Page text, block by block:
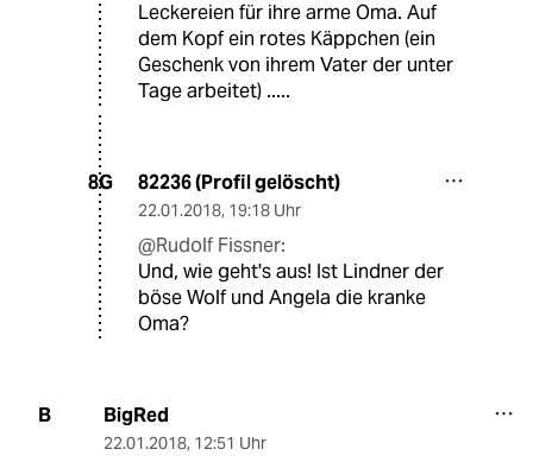
Leckereien für ihre arme Oma. Auf
dem Kopf ein rotes Käppchen (ein
Geschenk von ihrem Vater der unter
Tage arbeitet) .....
8G 82236 (Profil gelöscht)
22.01.2018, 19:18 Uhr
@Rudolf Fissner:
Und, wie geht's aus! Ist Lindner der
böse Wolf und Angela die kranke
Oma?
B BigRed
22.01.2018, 12:51 Uhr